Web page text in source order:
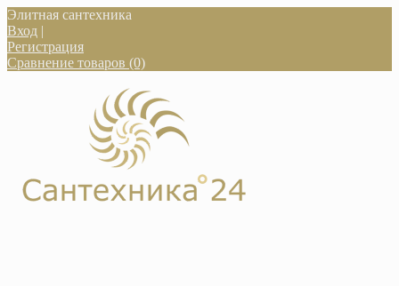
Элитная сантехника
Вход |
Регистрация
Сравнение товаров (0)